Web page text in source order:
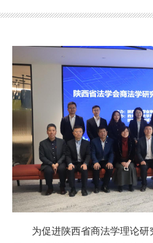
为促进陕西省商法学理论